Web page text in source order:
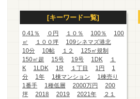
[キーワード一覧]
0.41％ ０円 １０％ 100％
100
㎡
１００坪
109シネマズ港北
10分
10帖 １２
125㎡規制
150㎡超
15号 19号 1DK
１
K
1LDK 1R １丁目 1円
1
分
1年 1棟マンション
1棟売り
1番手
1種低層 2000万円
200
坪
2018 2019 2021年
２１